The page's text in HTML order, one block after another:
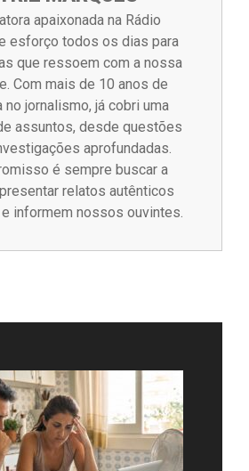
apaixonada na Rádio
esforço todos os dias para
que ressoem com a nossa
Com mais de 10 anos de
no jornalismo, já cobri uma
assuntos, desde questões
aprofundadas.
é sempre buscar a
relatos autênticos
informem nossos ouvintes.